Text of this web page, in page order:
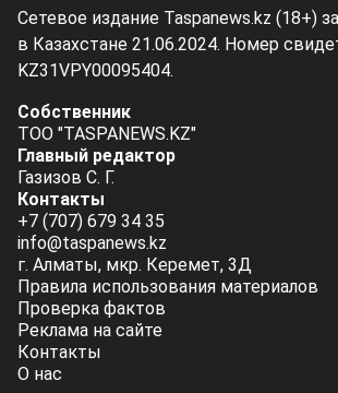
Сетевое издание Taspanews.kz (18+)
в Казахстане 21.06.2024. Номер
KZ31VPY00095404.
Собственник
ТОО "TASPANEWS.KZ"
Главный редактор
Газизов С. Г.
Контакты
+7 (707) 679 34 35
info@taspanews.kz
г. Алматы, мкр. Керемет, 3Д
Правила использования материалов
Проверка фактов
Реклама на сайте
Контакты
О нас